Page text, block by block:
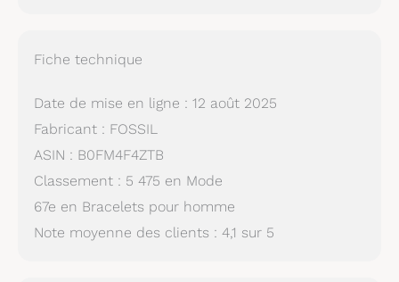
Fiche technique
Date de mise en ligne : 12 août 2025
Fabricant : FOSSIL
ASIN : B0FM4F4ZTB
Classement : 5 475 en Mode
67e en Bracelets pour homme
Note moyenne des clients : 4,1 sur 5